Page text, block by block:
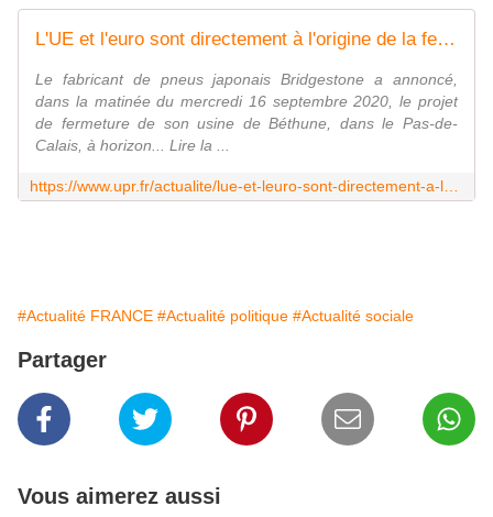
L'UE et l'euro sont directement à l'origine de la fermeture de l'usine BRIDGESTONE de Béthune. Encore 5000 emplois sacrifiés à l'idéologie européiste ! - Union Populaire Républicaine | UPR
Le fabricant de pneus japonais Bridgestone a annoncé,
dans la matinée du mercredi 16 septembre 2020, le projet
de fermeture de son usine de Béthune, dans le Pas-de-
Calais, à horizon... Lire la ...
#Actualité FRANCE #Actualité politique #Actualité sociale
Partager
Vous aimerez aussi